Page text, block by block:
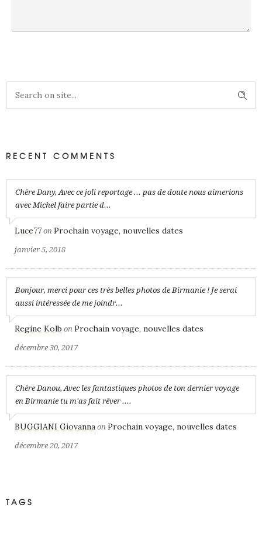
RECENT COMMENTS
Chère Dany, Avec ce joli reportage ... pas de doute nous aimerions
avec Michel faire partie d...
Luce77 on Prochain voyage, nouvelles dates
janvier 5, 2018
Bonjour, merci pour ces très belles photos de Birmanie ! Je serai
aussi intéressée de me joindr...
Regine Kolb on Prochain voyage, nouvelles dates
décembre 30, 2017
Chère Danou, Avec les fantastiques photos de ton dernier voyage
en Birmanie tu m'as fait rêver ....
BUGGIANI Giovanna on Prochain voyage, nouvelles dates
décembre 20, 2017
TAGS